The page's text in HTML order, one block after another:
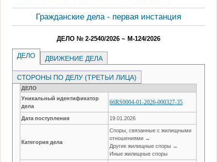
Гражданские дела - первая инстанция
ДЕЛО № 2-2540/2026 ~ М-124/2026
ДЕЛО ДВИЖЕНИЕ ДЕЛА
СТОРОНЫ ПО ДЕЛУ (ТРЕТЬИ ЛИЦА)
ДЕЛО
Уникальный идентификатор
дела
66RS0004-01-2026-000327-35
Дата поступления 19.01.2026
Категория дела
Споры, связанные с жилищными
отношениями →
Другие жилищные споры →
Иные жилищные споры